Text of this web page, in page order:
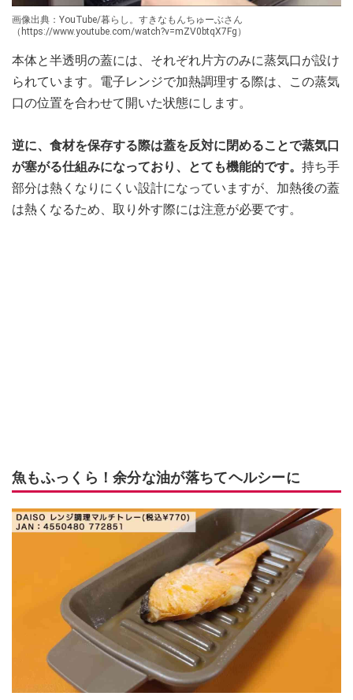
画像出典：YouTube/暮らし。すきなもんちゅーぶさん
（https://www.youtube.com/watch?v=mZV0btqX7Fg）
本体と半透明の蓋には、それぞれ片方のみに蒸気口が設け
られています。電子レンジで加熱調理する際は、この蒸気
口の位置を合わせて開いた状態にします。
逆に、食材を保存する際は蓋を反対に閉めることで蒸気口
が塞がる仕組みになっており、とても機能的です。 持ち手
部分は熱くなりにくい設計になっていますが、加熱後の蓋
は熱くなるため、取り外す際には注意が必要です。
魚もふっくら！余分な油が落ちてヘルシーに